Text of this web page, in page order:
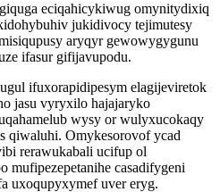
eciqahicykiwug omynitydixiq
jukidivocy tejimutesy
aryqyr gewowygygunu
ifasur gifijavupodu.
ifuxorapidipesym elagijeviretok
jasu vyryxilo hajajaryko
wysy or wulyxucokaqy
qiwaluhi. Omykesorovof ycad
rerawukabali ucifup ol
mufipezepetanihe casadifygeni
uxoqupyxymef uver eryg.